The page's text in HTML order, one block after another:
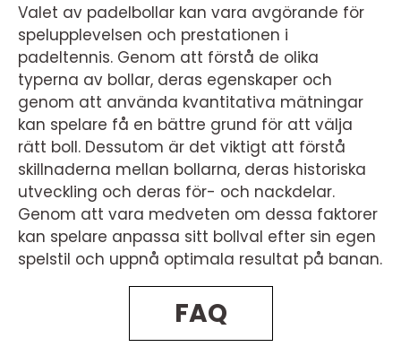
Valet av padelbollar kan vara avgörande för
spelupplevelsen och prestationen i
padeltennis. Genom att förstå de olika
typerna av bollar, deras egenskaper och
genom att använda kvantitativa mätningar
kan spelare få en bättre grund för att välja
rätt boll. Dessutom är det viktigt att förstå
skillnaderna mellan bollarna, deras historiska
utveckling och deras för- och nackdelar.
Genom att vara medveten om dessa faktorer
kan spelare anpassa sitt bollval efter sin egen
spelstil och uppnå optimala resultat på banan.
FAQ